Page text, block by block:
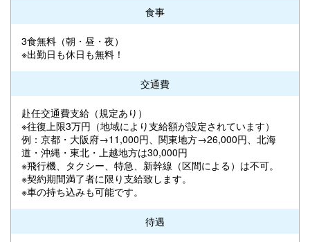
食事
3食無料（朝・昼・夜）
※出勤日も休日も無料！
交通費
赴任交通費支給（規定あり）
※往復上限3万円（地域により支給額が設定されています）
例：京都・大阪府→11,000円、関東地方→26,000円、北海
道・沖縄・東北・上越地方は30,000円
※飛行機、タクシー、特急、新幹線（区間による）は不可。
※契約期間満了者に限り支給致します。
※車の持ち込みも可能です。
待遇